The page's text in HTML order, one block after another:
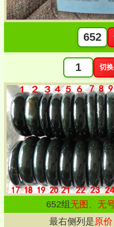
切
652组 无图、无
最右侧列是原